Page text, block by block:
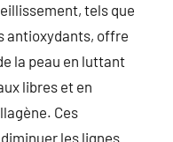
tels que
antioxydants, offre
la peau en luttant
libres et en
Ces
les lignes